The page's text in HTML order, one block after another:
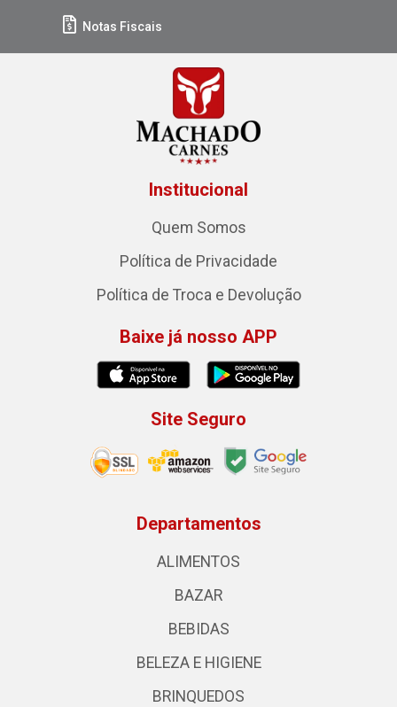
Notas Fiscais
Institucional
Quem Somos
Política de Privacidade
Política de Troca e Devolução
Baixe já nosso APP
Site Seguro
Departamentos
ALIMENTOS
BAZAR
BEBIDAS
BELEZA E HIGIENE
BRINQUEDOS